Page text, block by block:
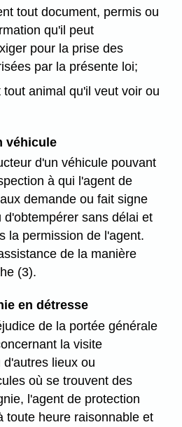
tout document, permis ou
qu'il peut
pour la prise des
par la présente loi;
animal qu'il veut voir ou
véhicule
d'un véhicule pouvant
à qui l'agent de
demande ou fait signe
d'obtempérer sans délai et
la permission de l'agent.
de la manière
(3).
en détresse
de la portée générale
la visite
lieux ou
où se trouvent des
l'agent de protection
toute heure raisonnable et